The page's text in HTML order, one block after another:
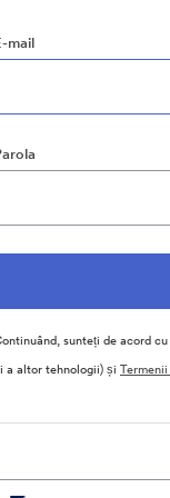
mail
sunteți de acord cu
a altor tehnologii) și